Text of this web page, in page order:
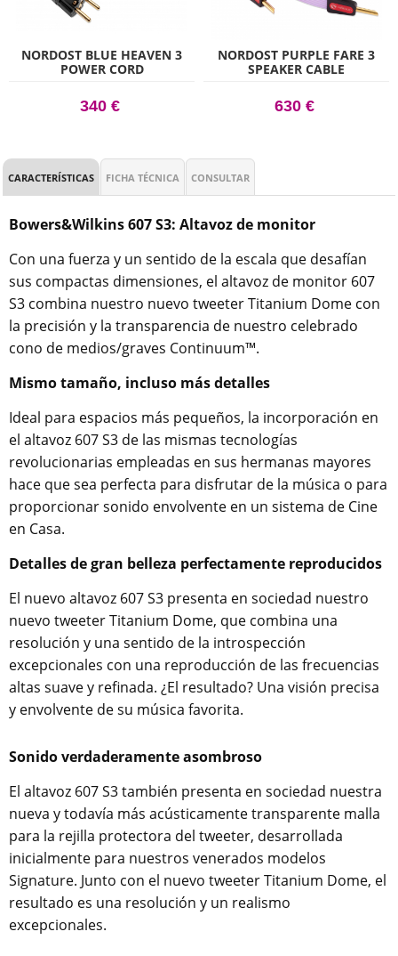
NORDOST BLUE HEAVEN 3
POWER CORD
340 €
NORDOST PURPLE FARE 3
SPEAKER CABLE
630 €
CARACTERÍSTICAS FICHA TÉCNICA CONSULTAR
Bowers&Wilkins 607 S3: Altavoz de monitor
Con una fuerza y un sentido de la escala que desafían
sus compactas dimensiones, el altavoz de monitor 607
S3 combina nuestro nuevo tweeter Titanium Dome con
la precisión y la transparencia de nuestro celebrado
cono de medios/graves Continuum™.
Mismo tamaño, incluso más detalles
Ideal para espacios más pequeños, la incorporación en
el altavoz 607 S3 de las mismas tecnologías
revolucionarias empleadas en sus hermanas mayores
hace que sea perfecta para disfrutar de la música o para
proporcionar sonido envolvente en un sistema de Cine
en Casa.
Detalles de gran belleza perfectamente reproducidos
El nuevo altavoz 607 S3 presenta en sociedad nuestro
nuevo tweeter Titanium Dome, que combina una
resolución y una sentido de la introspección
excepcionales con una reproducción de las frecuencias
altas suave y refinada. ¿El resultado? Una visión precisa
y envolvente de su música favorita.
Sonido verdaderamente asombroso
El altavoz 607 S3 también presenta en sociedad nuestra
nueva y todavía más acústicamente transparente malla
para la rejilla protectora del tweeter, desarrollada
inicialmente para nuestros venerados modelos
Signature. Junto con el nuevo tweeter Titanium Dome, el
resultado es una resolución y un realismo
excepcionales.